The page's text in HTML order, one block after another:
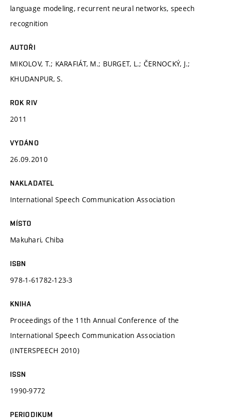
language modeling, recurrent neural networks, speech
recognition
AUTOŘI
MIKOLOV, T.; KARAFIÁT, M.; BURGET, L.; ČERNOCKÝ, J.;
KHUDANPUR, S.
ROK RIV
2011
VYDÁNO
26.09.2010
NAKLADATEL
International Speech Communication Association
MÍSTO
Makuhari, Chiba
ISBN
978-1-61782-123-3
KNIHA
Proceedings of the 11th Annual Conference of the
International Speech Communication Association
(INTERSPEECH 2010)
ISSN
1990-9772
PERIODIKUM